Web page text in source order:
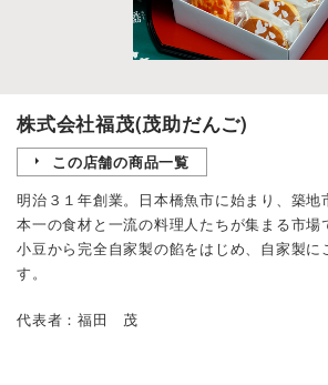
株式会社福茂(茂助だんご)
この店舗の商品一覧
明治３１年創業。日本橋魚市に始まり、築地
本一の食材と一流の料理人たちが集まる市場
小豆から完全自家製の餡をはじめ、自家製に
す。
代表者：福田 茂